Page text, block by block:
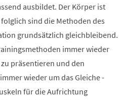
ausbildet. Der Körper ist
sind die Methoden des
grundsätzlich gleichbleibend.
immer wieder
präsentieren und den
wieder um das Gleiche -
für die Aufrichtung